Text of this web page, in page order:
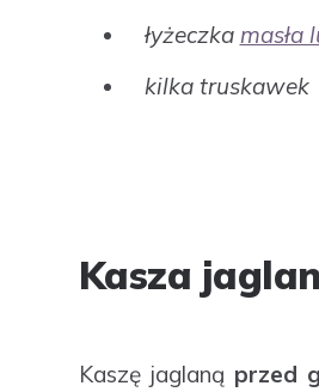
łyżeczka masła
kilka truskawek
Kasza
Kaszę jaglaną przed